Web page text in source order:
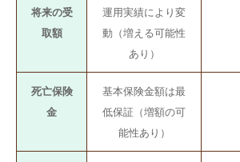
将来の受
取額
運用実績により変
動（増える可能性
あり）
死亡保険
金
基本保険金額は最
低保証（増額の可
能性あり）